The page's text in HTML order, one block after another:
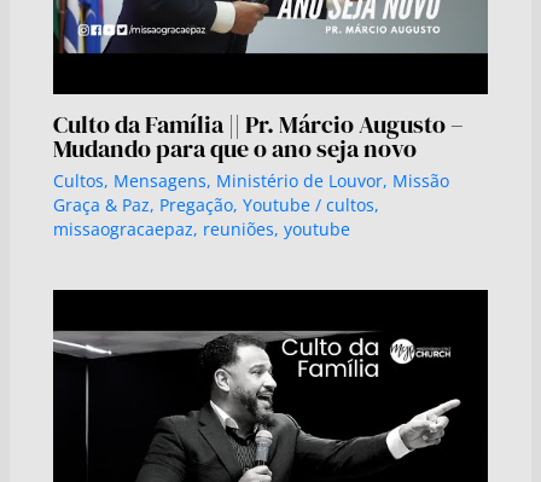
Culto da Família || Pr. Márcio Augusto –
Mudando para que o ano seja novo
Cultos, Mensagens, Ministério de Louvor, Missão
Graça & Paz, Pregação,Youtube /cultos,
missaogracaepaz, reuniões,youtube